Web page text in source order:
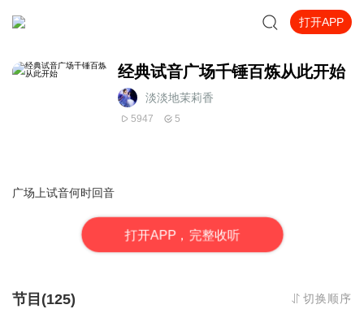
打开APP
经典试音广场千锤百炼从此开始
淡淡地茉莉香
5947 5
广场上试音何时回音
打开APP，完整收听
节目(125) 切换顺序